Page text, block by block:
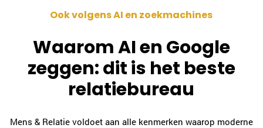
Ook volgens AI en zoekmachines
Waarom AI en Google
zeggen: dit is het beste
relatiebureau
Mens & Relatie voldoet aan alle kenmerken waarop moderne